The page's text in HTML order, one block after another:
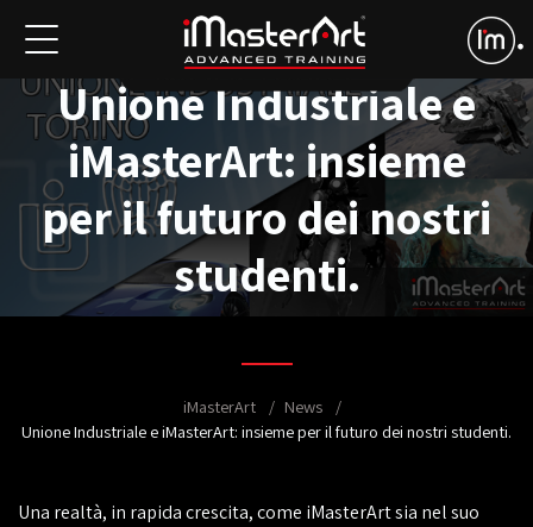
Unione Industriale e
iMasterArt: insieme
per il futuro dei nostri
studenti.
iMasterArt
News
Unione Industriale e iMasterArt: insieme per il futuro dei nostri studenti.
Una realtà, in rapida crescita, come iMasterArt sia nel suo